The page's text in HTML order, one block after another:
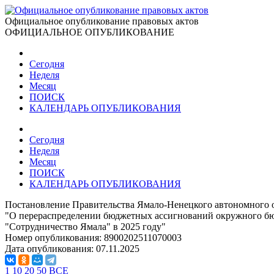
Официальное опубликование правовых актов
ОФИЦИАЛЬНОЕ ОПУБЛИКОВАНИЕ
Сегодня
Неделя
Месяц
ПОИСК
КАЛЕНДАРЬ ОПУБЛИКОВАНИЯ
Сегодня
Неделя
Месяц
ПОИСК
КАЛЕНДАРЬ ОПУБЛИКОВАНИЯ
Постановление Правительства Ямало-Ненецкого
"О перераспределении бюджетных ассигнований окружного
"Сотрудничество Ямала" в 2025 году"
Номер опубликования: 8900202511070003
Дата опубликования: 07.11.2025
1 10 20 50 ВСЕ